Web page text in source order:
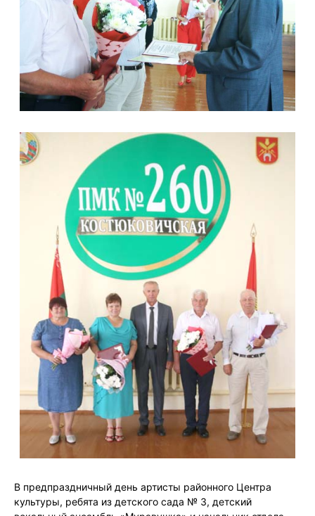
В предпраздничный день артисты районного Центра
культуры, ребята из детского сада № 3, детский